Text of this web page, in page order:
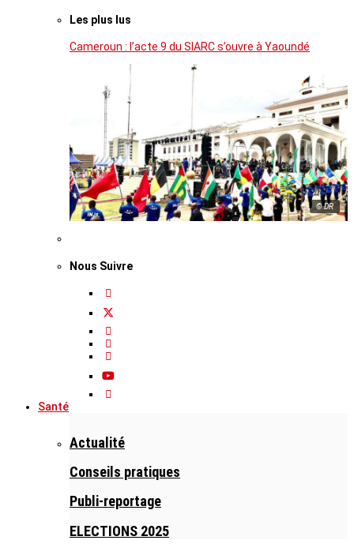
Les plus lus
Cameroun : l’acte 9 du SIARC s’ouvre à Yaoundé
© DR
Nous Suivre
Santé
Actualité
Conseils pratiques
Publi-reportage
ELECTIONS 2025